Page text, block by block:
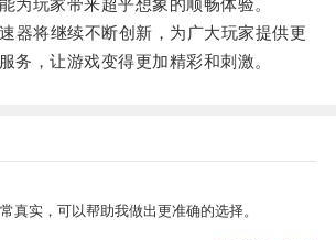
为玩家带来超乎想象的顺畅体验。
将继续不断创新，为广大玩家提供更
务，让游戏变得更加精彩和刺激。
真实，可以帮助我做出更准确的选择。